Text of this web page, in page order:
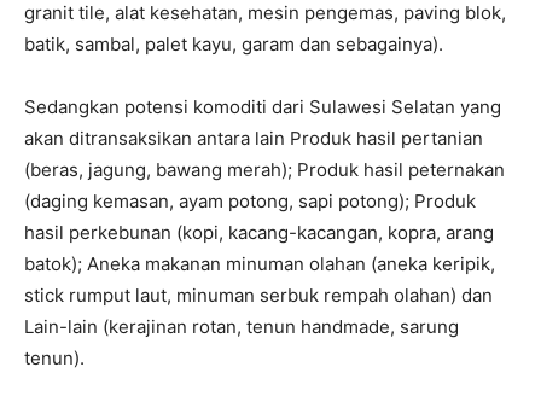
granit tile, alat kesehatan, mesin pengemas, paving blok,
batik, sambal, palet kayu, garam dan sebagainya).
Sedangkan potensi komoditi dari Sulawesi Selatan yang
akan ditransaksikan antara lain Produk hasil pertanian
(beras, jagung, bawang merah); Produk hasil peternakan
(daging kemasan, ayam potong, sapi potong); Produk
hasil perkebunan (kopi, kacang-kacangan, kopra, arang
batok); Aneka makanan minuman olahan (aneka keripik,
stick rumput laut, minuman serbuk rempah olahan) dan
Lain-lain (kerajinan rotan, tenun handmade, sarung
tenun).